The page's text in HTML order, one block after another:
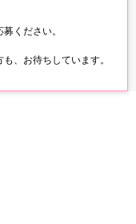
ください。
、お待ちしています。